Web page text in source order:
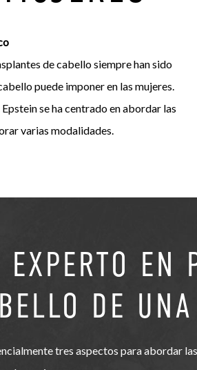
de cabello siempre han sido
puede imponer en las mujeres.
se ha centrado en abordar las
varias modalidades.
EXPERTO EN
DE
tres aspectos para abordar